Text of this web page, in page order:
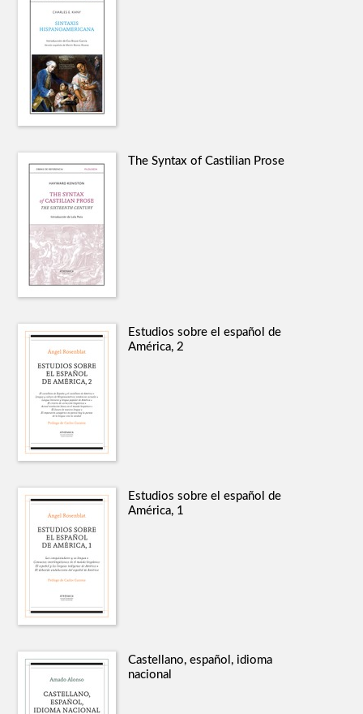
The Syntax of Castilian Prose
Estudios sobre el español de
América, 2
Estudios sobre el español de
América, 1
Castellano, español, idioma
nacional